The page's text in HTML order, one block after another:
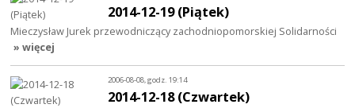
2014-12-19 (Piątek)
Mieczysław Jurek przewodniczący zachodniopomorskiej Solidarności
» więcej
2006-08-08, godz. 19:14
2014-12-18 (Czwartek)